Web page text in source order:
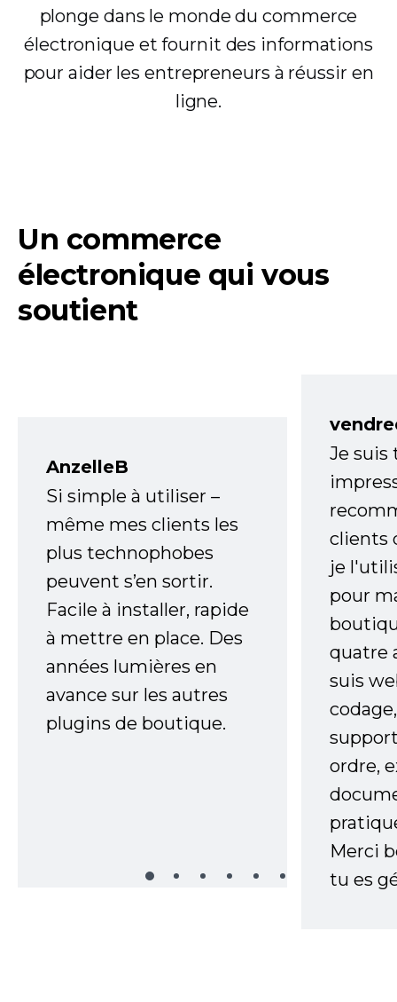
plonge dans le monde du commerce
électronique et fournit des informations
pour aider les entrepreneurs à réussir en
ligne.
Un commerce
électronique qui vous
soutient
AnzelleB
Si simple à utiliser –
même mes clients les
plus technophobes
peuvent s’en sortir.
Facile à installer, rapide
à mettre en place. Des
années lumières en
avance sur les autres
plugins de boutique.
Je
clients
je
pour
quatre
suis
ordre,
Merci
tu es